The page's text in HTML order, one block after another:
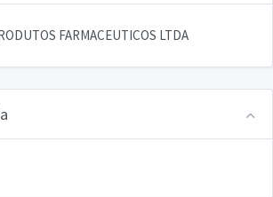
FARMACEUTICOS LTDA